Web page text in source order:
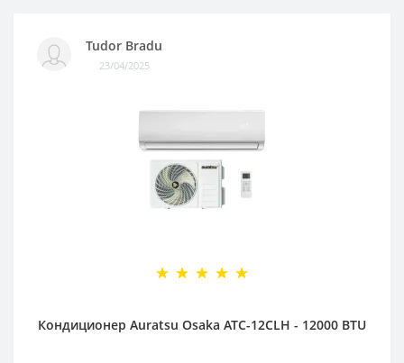
Tudor Bradu
23/04/2025
Кондиционер Auratsu Osaka ATC-12CLH - 12000 BTU